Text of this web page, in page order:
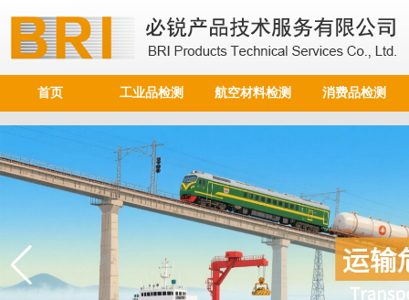
首页 工业品检测 航空材料检测 消费品检测